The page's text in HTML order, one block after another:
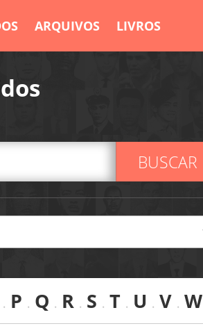
ARQUIVOS LIVROS
BUSCAR
. P . Q . R . S . T . U . V . W